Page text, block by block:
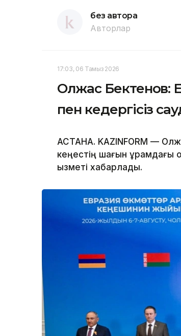
без автора
Авторлар
17:03, 06 Тамыз 2026
Олжас Бектенов:
пен кедергісіз
АСТАНА. KAZINFORM —
кеңестің шағын құрамдағы
қызметі хабарлады.